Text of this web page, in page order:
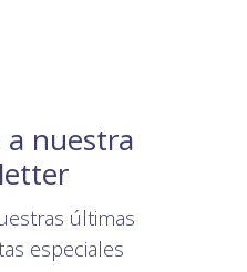
a nuestra
últimas
especiales